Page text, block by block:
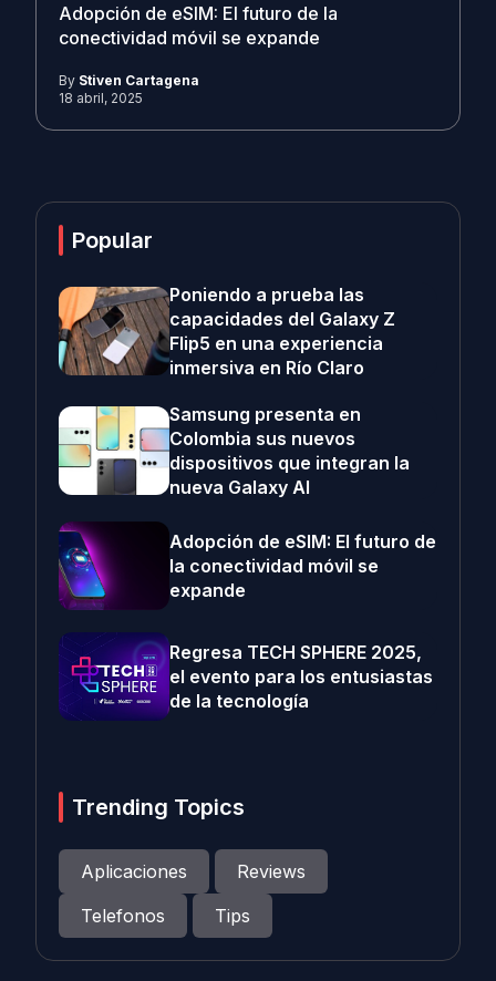
Adopción de eSIM: El futuro de la
conectividad móvil se expande
By Stiven Cartagena
18 abril, 2025
Popular
Poniendo a prueba las
capacidades del Galaxy Z
Flip5 en una experiencia
inmersiva en Río Claro
Samsung presenta en
Colombia sus nuevos
dispositivos que integran la
nueva Galaxy AI
Adopción de eSIM: El futuro de
la conectividad móvil se
expande
Regresa TECH SPHERE 2025,
el evento para los entusiastas
de la tecnología
Trending Topics
Aplicaciones
Reviews
Telefonos
Tips